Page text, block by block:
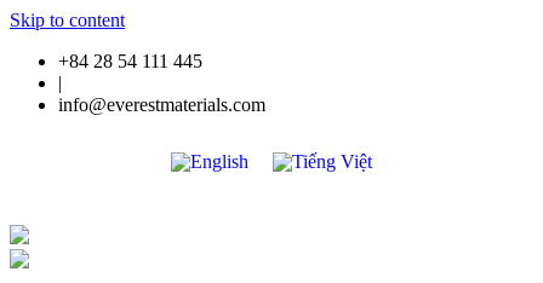
Skip to content
+84 28 54 111 445
|
info@everestmaterials.com